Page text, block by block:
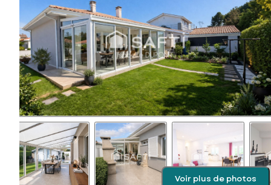
Voir plus de photos